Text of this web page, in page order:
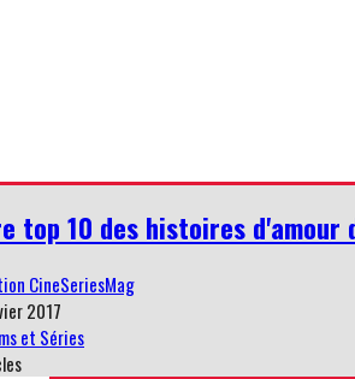
top 10 des histoires d'amour
CineSeriesMag
2017
et Séries